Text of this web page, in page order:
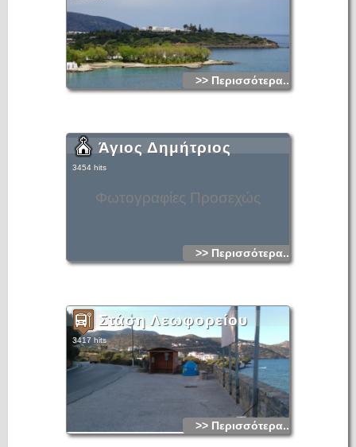
>> Περισσότερα...
Φωτογραφίες Προσεχώς
Άγιος Δημήτριος
3454 hits
>> Περισσότερα...
Στάση Λεωφορείου
3417 hits
>> Περισσότερα...